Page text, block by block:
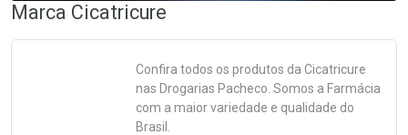
Marca Cicatricure
Confira todos os produtos da Cicatricure
nas Drogarias Pacheco. Somos a Farmácia
com a maior variedade e qualidade do
Brasil.